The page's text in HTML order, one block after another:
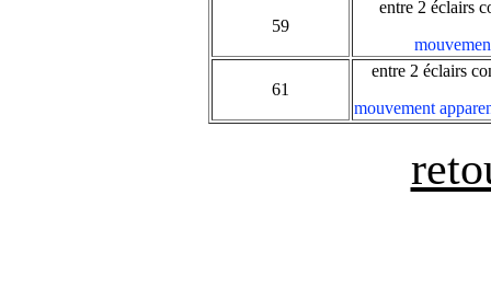
59
entre 2 éclairs
61
entre 2 éclairs
mouvement